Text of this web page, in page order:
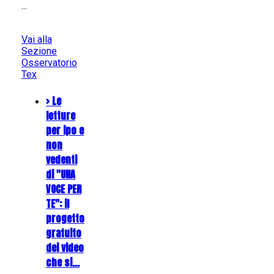
...
Vai alla
Sezione
Osservatorio
Tex
> Le
letture
per ipo e
non
vedenti
di "UNA
VOCE PER
TE": il
progetto
gratuito
dei video
che si…